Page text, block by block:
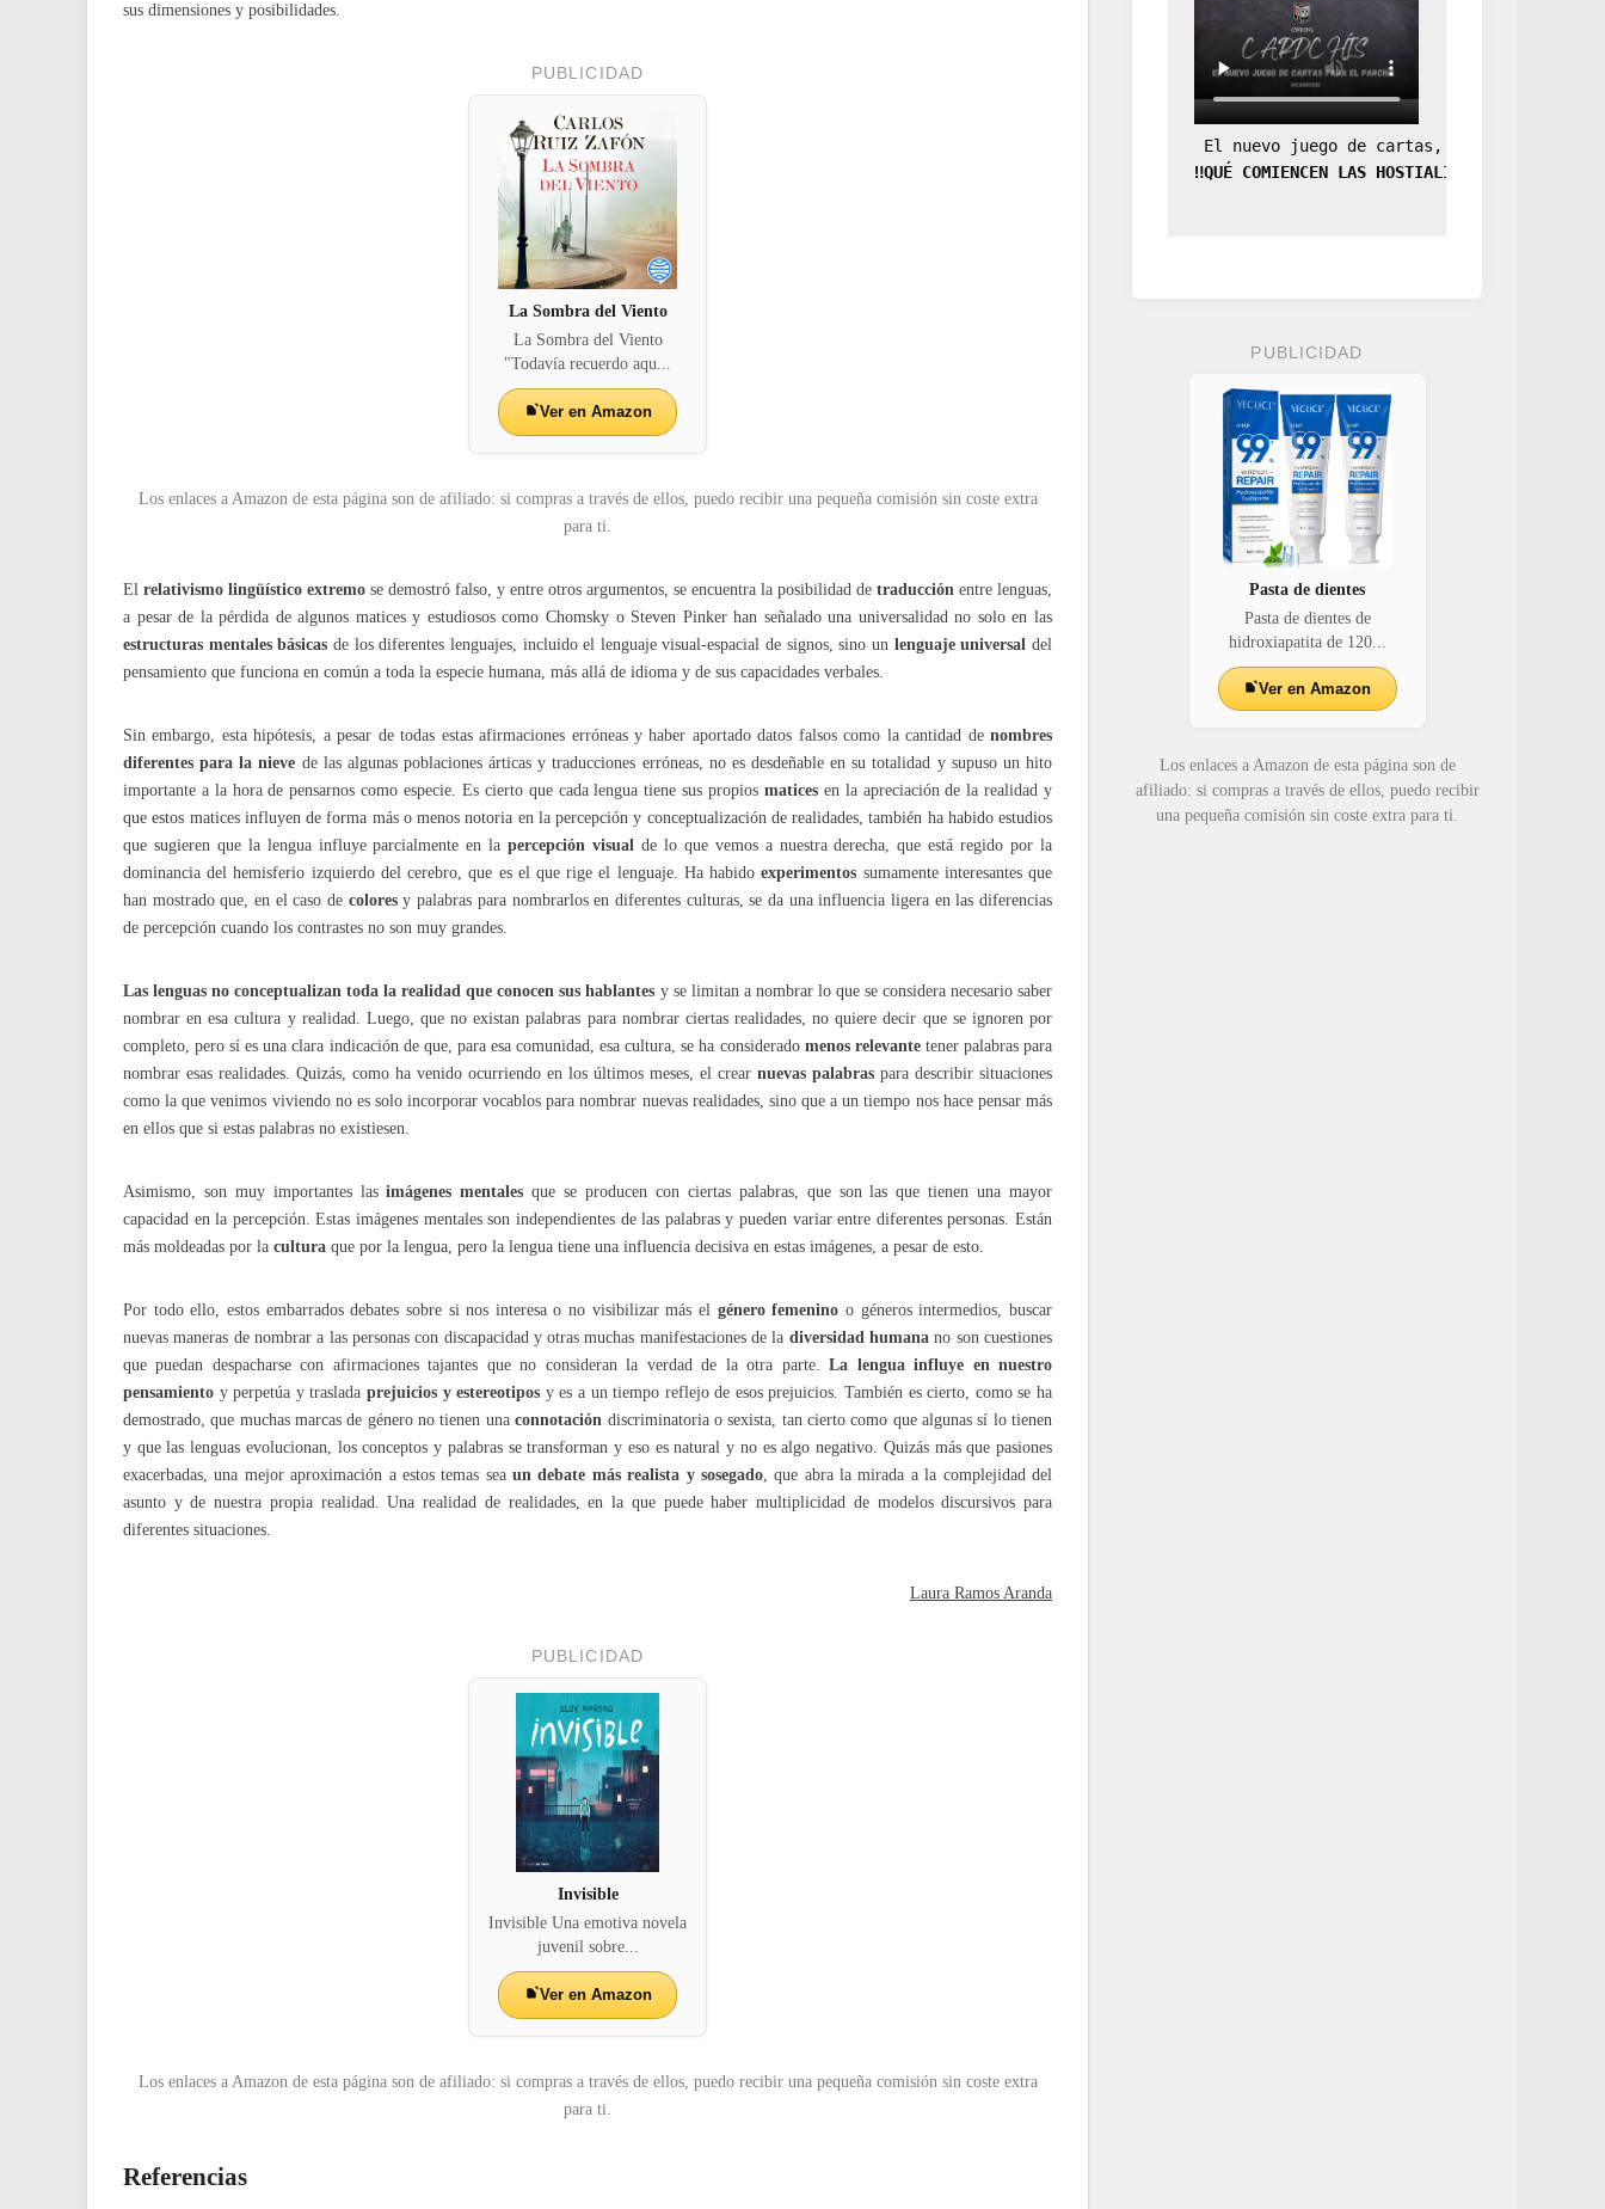
sus dimensiones y posibilidades.
PUBLICIDAD
La Sombra del Viento
La Sombra del Viento
"Todavía recuerdo aqu...
Ver en Amazon
Los enlaces a Amazon de esta página son de afiliado: si compras a través de ellos, puedo recibir una pequeña comisión sin coste extra
para ti.
El relativismo lingüístico extremo se demostró falso, y entre otros argumentos, se encuentra la posibilidad de traducción entre lenguas,
a pesar de la pérdida de algunos matices y estudiosos como Chomsky o Steven Pinker han señalado una universalidad no solo en las
estructuras mentales básicas de los diferentes lenguajes, incluido el lenguaje visual-espacial de signos, sino un lenguaje universal del
pensamiento que funciona en común a toda la especie humana, más allá de idioma y de sus capacidades verbales.
Sin embargo, esta hipótesis, a pesar de todas estas afirmaciones erróneas y haber aportado datos falsos como la cantidad de nombres
diferentes para la nieve de las algunas poblaciones árticas y traducciones erróneas, no es desdeñable en su totalidad y supuso un hito
importante a la hora de pensarnos como especie. Es cierto que cada lengua tiene sus propios maticesen la apreciación de la realidad y
que estos matices influyen de forma más o menos notoria en la percepción y conceptualización de realidades, también ha habido estudios
que sugieren que la lengua influye parcialmente en lapercepción visual de lo que vemos a nuestra derecha, que está regido por la
dominancia del hemisferio izquierdo del cerebro, que es el que rige el lenguaje. Ha habidoexperimentos sumamente interesantes que
han mostrado que, en el caso de coloresy palabras para nombrarlos en diferentes culturas, se da una influencia ligera en las diferencias
de percepción cuando los contrastes no son muy grandes.
Las lenguas no conceptualizan toda la realidad que conocen sus hablantes y se limitan a nombrar lo que se considera necesario saber
nombrar en esa cultura y realidad. Luego, que no existan palabras para nombrar ciertas realidades, no quiere decir que se ignoren por
completo, pero sí es una clara indicación de que, para esa comunidad, esa cultura, se ha considerado menos relevantetener palabras para
nombrar esas realidades. Quizás, como ha venido ocurriendo en los últimos meses, el crear nuevas palabras para describir situaciones
como la que venimos viviendo no es solo incorporar vocablos para nombrar nuevas realidades, sino que a un tiempo nos hace pensar más
en ellos que si estas palabras no existiesen.
Asimismo, son muy importantes lasimágenes mentales que se producen con ciertas palabras, que son las que tienen una mayor
capacidad en la percepción. Estas imágenes mentales son independientes de las palabras y pueden variar entre diferentes personas. Están
más moldeadas por la cultura que por la lengua, pero la lengua tiene una influencia decisiva en estas imágenes, a pesar de esto.
Por todo ello, estos embarrados debates sobre si nos interesa o no visibilizar más el género femenino o géneros intermedios, buscar
nuevas maneras de nombrar a las personas con discapacidad y otras muchas manifestaciones de la diversidad humana no son cuestiones
que puedan despacharse con afirmaciones tajantes que no consideran la verdad de la otra parte.La lengua influye en nuestro
pensamiento y perpetúa y traslada prejuicios y estereotipos y es a un tiempo reflejo de esos prejuicios. También es cierto, como se ha
demostrado, que muchas marcas de género no tienen unaconnotación discriminatoria o sexista, tan cierto como que algunas sí lo tienen
y que las lenguas evolucionan, los conceptos y palabras se transforman y eso es natural y no es algo negativo. Quizás más que pasiones
exacerbadas, una mejor aproximación a estos temas seaun debate más realista y sosegado, que abra la mirada a la complejidad del
asunto y de nuestra propia realidad. Una realidad de realidades, en la que puede haber multiplicidad de modelos discursivos para
diferentes situaciones.
Laura Ramos Aranda
PUBLICIDAD
Invisible
Invisible Una emotiva novela
juvenil sobre...
Ver en Amazon
Los enlaces a Amazon de esta página son de afiliado: si compras a través de ellos, puedo recibir una pequeña comisión sin coste extra
para ti.
Referencias
El nuevo juego de cartas, la expansión
‼️QUÉ COMIENCEN LAS HOSTIALIDADES‼️
PUBLICIDAD
Pasta de dientes
Pasta de dientes de
hidroxiapatita de 120...
Ver en Amazon
Los enlaces a Amazon de esta página son de
afiliado: si compras a través de ellos, puedo recibir
una pequeña comisión sin coste extra para ti.